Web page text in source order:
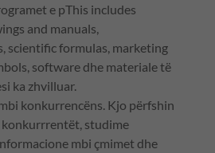
e pThis includes
and manuals,
scientific formulas, marketing
software dhe materiale të
ka zhvilluar.
konkurrencëns. Kjo përfshin
konkurrrentët, studime
mbi çmimet dhe